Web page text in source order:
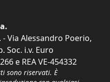
Via Alessandro Poerio,
Soc. i.v. Euro
e REA VE-454332
sono riservati. È